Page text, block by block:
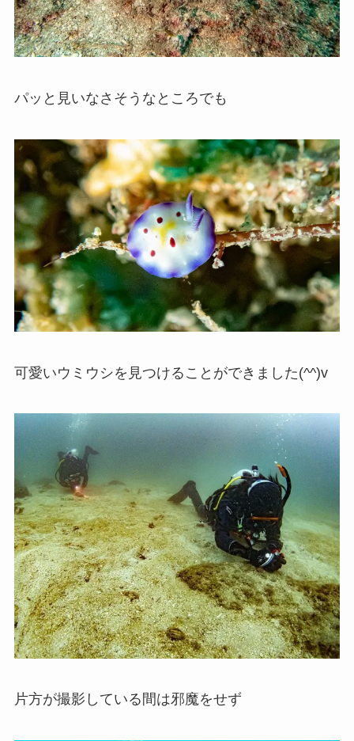
パッと見いなさそうなところでも
可愛いウミウシを見つけることができました(^^)v
片方が撮影している間は邪魔をせず